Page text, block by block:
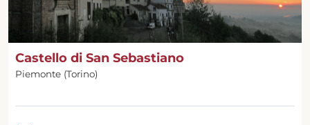
Castello di San Sebastiano
Piemonte (Torino)